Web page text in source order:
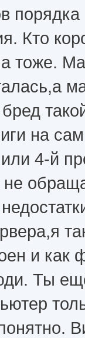
порядка
Кто
тоже.
бред
на
4-й
и как
Ты